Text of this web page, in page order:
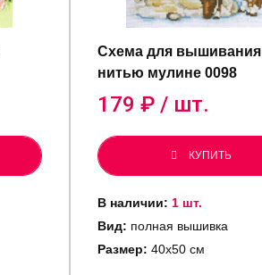
Схема для вышивания
нитью мулине 0098
179 ₽ / шт.
КУПИТЬ
В наличии: 1 шт.
Вид: полная вышивка
Размер: 40х50 см